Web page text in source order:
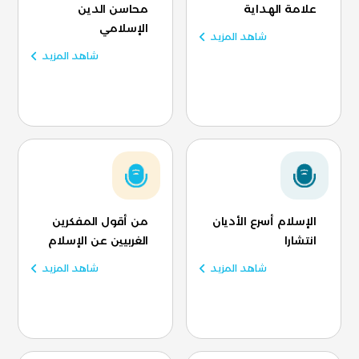
علامة الهداية
شاهد المزيد
محاسن الدين
الإسلامي
شاهد المزيد
الإسلام أسرع الأديان
انتشارا
شاهد المزيد
من أقول المفكرين
الغربيين عن الإسلام
شاهد المزيد